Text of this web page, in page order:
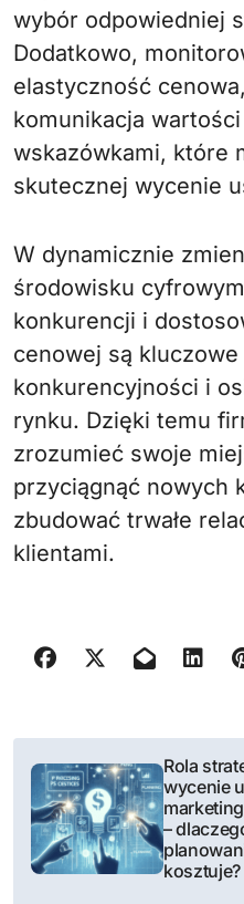
wybór odpowiedniej
Dodatkowo,
elastyczność
komunikacja
wskazówkami, które
skutecznej wycenie
W dynamicznie
środowisku
konkurencji i
cenowej są
konkurencyjności i
rynku. Dzięki temu
zrozumieć swoje
przyciągnąć nowych
zbudować trwałe
klientami.
N
w
Rola
wycenie
–
kosztuje?